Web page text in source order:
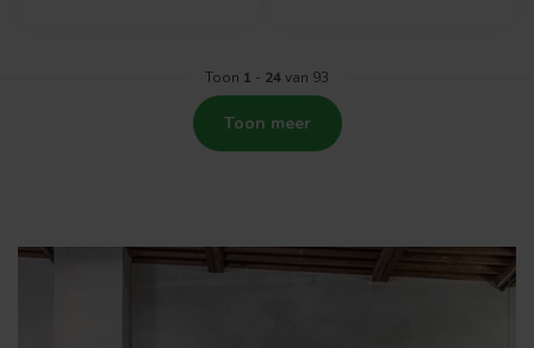
Toon 1 - 24van 93
Toon meer